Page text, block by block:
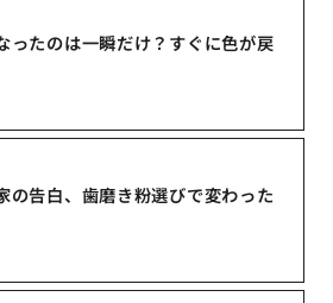
たのは一瞬だけ？すぐに色が戻
の告白、歯磨き粉選びで変わった